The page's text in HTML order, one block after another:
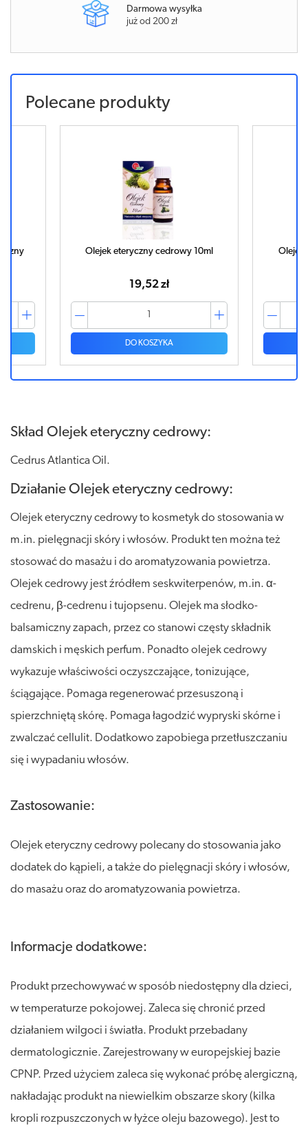
Darmowa wysyłka
już od 200 zł
Polecane produkty
Olejek eteryczny cedrowy 10ml
19,52 zł
DO KOSZYKA
Olejek
Skład Olejek eteryczny cedrowy:
Cedrus Atlantica Oil.
Działanie Olejek eteryczny cedrowy:
Olejek eteryczny cedrowy to kosmetyk do stosowania w
m.in. pielęgnacji skóry i włosów. Produkt ten można też
stosować do masażu i do aromatyzowania powietrza.
Olejek cedrowy jest źródłem seskwiterpenów, m.in. α-
cedrenu, β-cedrenu i tujopsenu. Olejek ma słodko-
balsamiczny zapach, przez co stanowi częsty składnik
damskich i męskich perfum. Ponadto olejek cedrowy
wykazuje właściwości oczyszczające, tonizujące,
ściągające. Pomaga regenerować przesuszoną i
spierzchniętą skórę. Pomaga łagodzić wypryski skórne i
zwalczać cellulit. Dodatkowo zapobiega przetłuszczaniu
się i wypadaniu włosów.
Zastosowanie:
Olejek eteryczny cedrowy polecany do stosowania jako
dodatek do kąpieli, a także do pielęgnacji skóry i włosów,
do masażu oraz do aromatyzowania powietrza.
Informacje dodatkowe:
Produkt przechowywać w sposób niedostępny dla dzieci,
w temperaturze pokojowej. Zaleca się chronić przed
działaniem wilgoci i światła. Produkt przebadany
dermatologicznie. Zarejestrowany w europejskiej bazie
CPNP. Przed użyciem zaleca się wykonać próbę alergiczną,
nakładając produkt na niewielkim obszarze skory (kilka
kropli rozpuszczonych w łyżce oleju bazowego). Jest to